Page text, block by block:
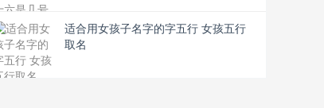
适合用女孩子名字的字五行 女孩五行
取名